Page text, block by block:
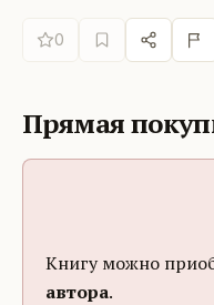
0
Прямая
Книгу можно
автора.